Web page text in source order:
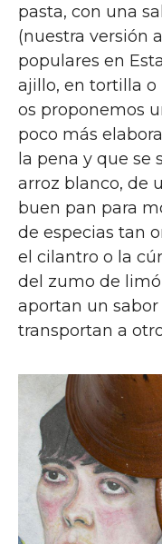
pasta, con una
(nuestra versión
populares en
ajillo, en tortilla o
os proponemos
poco más
la pena y que se
arroz blanco, de
buen pan para
de especias tan
el cilantro o la
del zumo de
aportan un sabor
transportan a